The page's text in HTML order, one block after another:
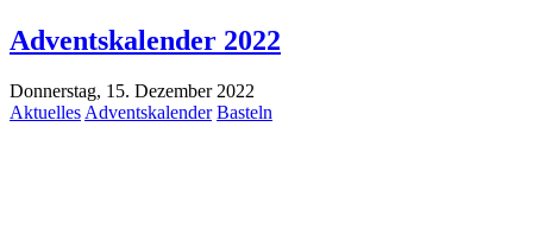
Adventskalender 2022
Donnerstag, 15. Dezember 2022
Aktuelles Adventskalender Basteln